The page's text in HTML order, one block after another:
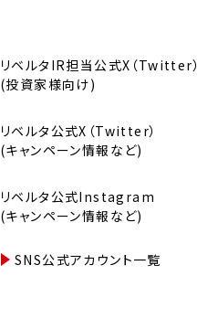
リベルタIR担当公式X（Twitter）
(投資家様向け)
リベルタ公式X（Twitter）
(キャンペーン情報など)
リベルタ公式Instagram
(キャンペーン情報など)
SNS公式アカウント一覧